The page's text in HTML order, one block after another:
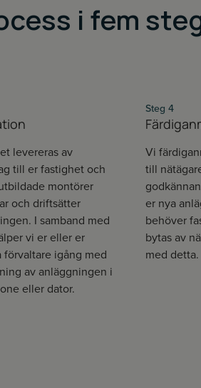
i fem
levereras av
till er fastighet och
montörer
och driftsätter
I samband med
vi er eller er
förvaltare igång med
av anläggningen i
eller dator.
Steg 4
Vi
till
er nya
behöver
bytas av
med detta.